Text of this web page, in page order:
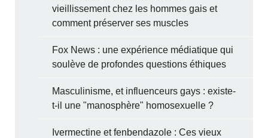
vieillissement chez les hommes gais et
comment préserver ses muscles
Fox News : une expérience médiatique qui
soulève de profondes questions éthiques
Masculinisme, et influenceurs gays : existe-
t-il une "manosphère" homosexuelle ?
Ivermectine et fenbendazole : Ces vieux